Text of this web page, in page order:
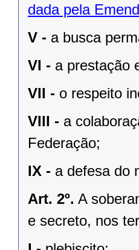
dada pela
V - a busca
VI - a prestação
VII - o respeito
VIII - a
Federação;
IX - a defesa do
Art. 2º. A
e secreto, nos